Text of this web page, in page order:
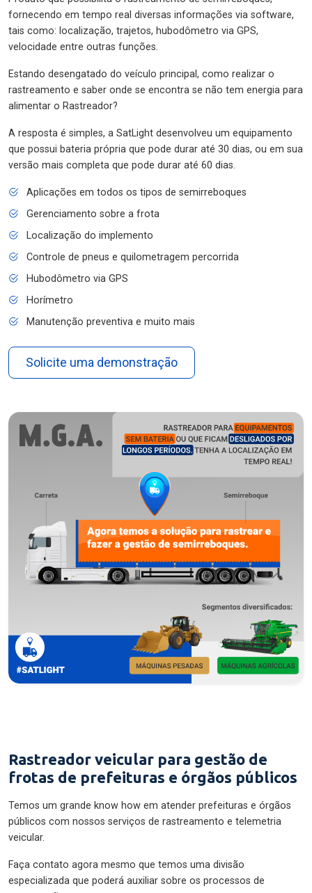
fornecendo em tempo real diversas informações via software,
tais como: localização, trajetos, hubodômetro via GPS,
velocidade entre outras funções.
Estando desengatado do veículo principal, como realizar o
rastreamento e saber onde se encontra se não tem energia para
alimentar o Rastreador?
A resposta é simples, a SatLight desenvolveu um equipamento
que possui bateria própria que pode durar até 30 dias, ou em sua
versão mais completa que pode durar até 60 dias.
Aplicações em todos os tipos de semirreboques
Gerenciamento sobre a frota
Localização do implemento
Controle de pneus e quilometragem percorrida
Hubodômetro via GPS
Horímetro
Manutenção preventiva e muito mais
Solicite uma demonstração
Rastreador veicular para gestão de
frotas de prefeituras e órgãos públicos
Temos um grande know how em atender prefeituras e órgãos
públicos com nossos serviços de rastreamento e telemetria
veicular.
Faça contato agora mesmo que temos uma divisão
especializada que poderá auxiliar sobre os processos de